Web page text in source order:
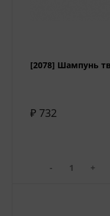
[2078] Шампунь
₽ 732
- +